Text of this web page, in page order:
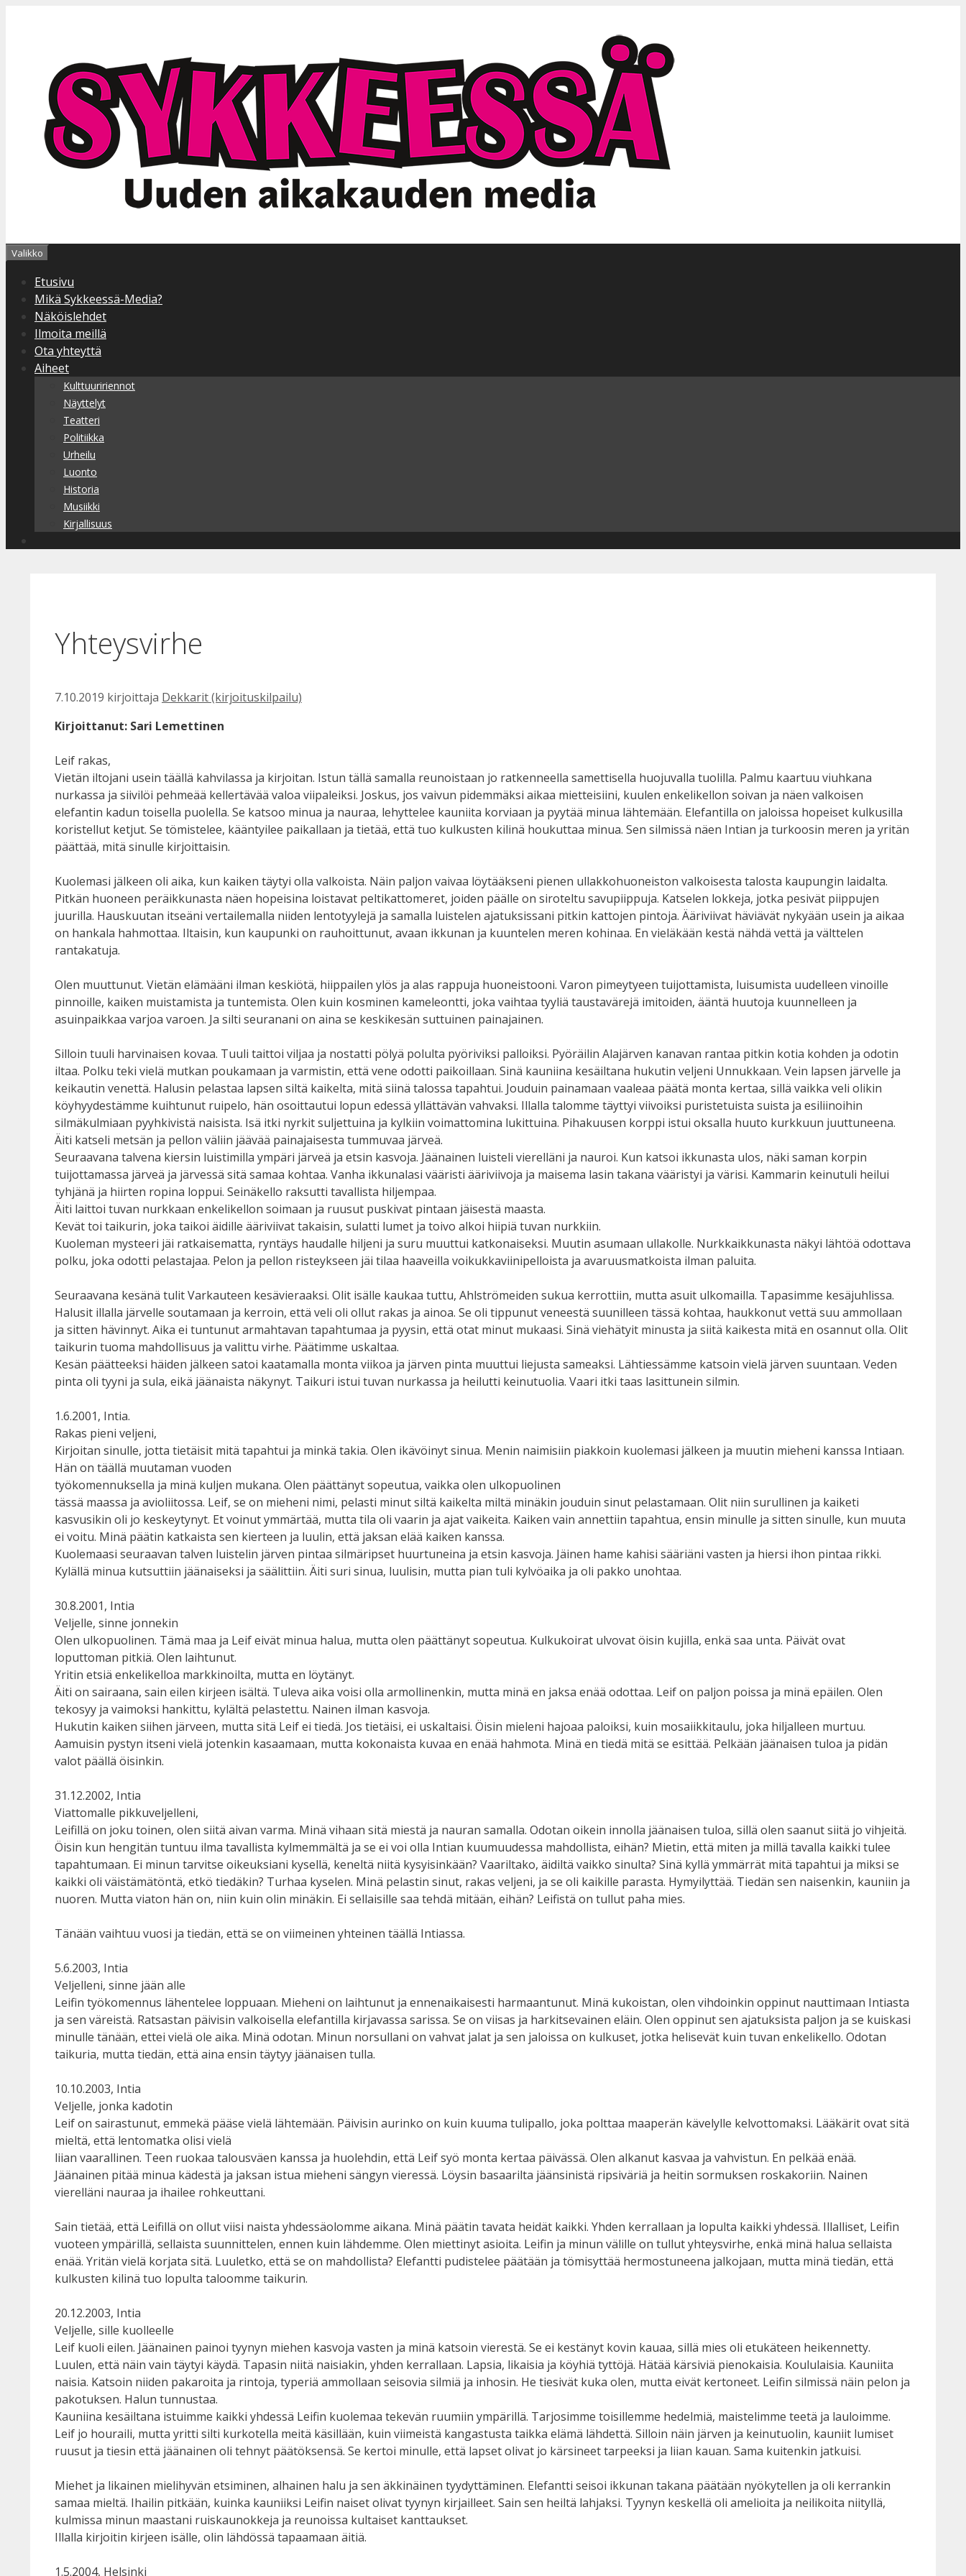
Valikko
Etusivu
Mikä Sykkeessä-Media?
Näköislehdet
Ilmoita meillä
Ota yhteyttä
Aiheet
Kulttuuririennot
Näyttelyt
Teatteri
Politiikka
Urheilu
Luonto
Historia
Musiikki
Kirjallisuus
Yhteysvirhe
7.10.2019 kirjoittaja Dekkarit (kirjoituskilpailu)
Kirjoittanut: Sari Lemettinen
Leif rakas,
Vietän iltojani usein täällä kahvilassa ja kirjoitan. Istun tällä samalla reunoistaan jo ratkenneella samettisella huojuvalla tuolilla. Palmu kaartuu viuhkana
nurkassa ja siivilöi pehmeää kellertävää valoa viipaleiksi. Joskus, jos vaivun pidemmäksi aikaa mietteisiini, kuulen enkelikellon soivan ja näen valkoisen
elefantin kadun toisella puolella. Se katsoo minua ja nauraa, lehyttelee kauniita korviaan ja pyytää minua lähtemään. Elefantilla on jaloissa hopeiset kulkusilla
koristellut ketjut. Se tömistelee, kääntyilee paikallaan ja tietää, että tuo kulkusten kilinä houkuttaa minua. Sen silmissä näen Intian ja turkoosin meren ja yritän
päättää, mitä sinulle kirjoittaisin.
Kuolemasi jälkeen oli aika, kun kaiken täytyi olla valkoista. Näin paljon vaivaa löytääkseni pienen ullakkohuoneiston valkoisesta talosta kaupungin laidalta.
Pitkän huoneen peräikkunasta näen hopeisina loistavat peltikattomeret, joiden päälle on siroteltu savupiippuja. Katselen lokkeja, jotka pesivät piippujen
juurilla. Hauskuutan itseäni vertailemalla niiden lentotyylejä ja samalla luistelen ajatuksissani pitkin kattojen pintoja. Ääriviivat häviävät nykyään usein ja aikaa
on hankala hahmottaa. Iltaisin, kun kaupunki on rauhoittunut, avaan ikkunan ja kuuntelen meren kohinaa. En vieläkään kestä nähdä vettä ja välttelen
rantakatuja.
Olen muuttunut. Vietän elämääni ilman keskiötä, hiippailen ylös ja alas rappuja huoneistooni. Varon pimeytyeen tuijottamista, luisumista uudelleen vinoille
pinnoille, kaiken muistamista ja tuntemista. Olen kuin kosminen kameleontti, joka vaihtaa tyyliä taustavärejä imitoiden, ääntä huutoja kuunnelleen ja
asuinpaikkaa varjoa varoen. Ja silti seuranani on aina se keskikesän suttuinen painajainen.
Silloin tuuli harvinaisen kovaa. Tuuli taittoi viljaa ja nostatti pölyä polulta pyöriviksi palloiksi. Pyöräilin Alajärven kanavan rantaa pitkin kotia kohden ja odotin
iltaa. Polku teki vielä mutkan poukamaan ja varmistin, että vene odotti paikoillaan. Sinä kauniina kesäiltana hukutin veljeni Unnukkaan. Vein lapsen järvelle ja
keikautin venettä. Halusin pelastaa lapsen siltä kaikelta, mitä siinä talossa tapahtui. Jouduin painamaan vaaleaa päätä monta kertaa, sillä vaikka veli olikin
köyhyydestämme kuihtunut ruipelo, hän osoittautui lopun edessä yllättävän vahvaksi. Illalla talomme täyttyi viivoiksi puristetuista suista ja esiliinoihin
silmäkulmiaan pyyhkivistä naisista. Isä itki nyrkit suljettuina ja kylkiin voimattomina lukittuina. Pihakuusen korppi istui oksalla huuto kurkkuun juuttuneena.
Äiti katseli metsän ja pellon väliin jäävää painajaisesta tummuvaa järveä.
Seuraavana talvena kiersin luistimilla ympäri järveä ja etsin kasvoja. Jäänainen luisteli vierelläni ja nauroi. Kun katsoi ikkunasta ulos, näki saman korpin
tuijottamassa järveä ja järvessä sitä samaa kohtaa. Vanha ikkunalasi vääristi ääriviivoja ja maisema lasin takana vääristyi ja värisi. Kammarin keinutuli heilui
tyhjänä ja hiirten ropina loppui. Seinäkello raksutti tavallista hiljempaa.
Äiti laittoi tuvan nurkkaan enkelikellon soimaan ja ruusut puskivat pintaan jäisestä maasta.
Kevät toi taikurin, joka taikoi äidille ääriviivat takaisin, sulatti lumet ja toivo alkoi hiipiä tuvan nurkkiin.
Kuoleman mysteeri jäi ratkaisematta, ryntäys haudalle hiljeni ja suru muuttui katkonaiseksi. Muutin asumaan ullakolle. Nurkkaikkunasta näkyi lähtöä odottava
polku, joka odotti pelastajaa. Pelon ja pellon risteykseen jäi tilaa haaveilla voikukkaviinipelloista ja avaruusmatkoista ilman paluita.
Seuraavana kesänä tulit Varkauteen kesävieraaksi. Olit isälle kaukaa tuttu, Ahlströmeiden sukua kerrottiin, mutta asuit ulkomailla. Tapasimme kesäjuhlissa.
Halusit illalla järvelle soutamaan ja kerroin, että veli oli ollut rakas ja ainoa. Se oli tippunut veneestä suunilleen tässä kohtaa, haukkonut vettä suu ammollaan
ja sitten hävinnyt. Aika ei tuntunut armahtavan tapahtumaa ja pyysin, että otat minut mukaasi. Sinä viehätyit minusta ja siitä kaikesta mitä en osannut olla. Olit
taikurin tuoma mahdollisuus ja valittu virhe. Päätimme uskaltaa.
Kesän päätteeksi häiden jälkeen satoi kaatamalla monta viikoa ja järven pinta muuttui liejusta sameaksi. Lähtiessämme katsoin vielä järven suuntaan. Veden
pinta oli tyyni ja sula, eikä jäänaista näkynyt. Taikuri istui tuvan nurkassa ja heilutti keinutuolia. Vaari itki taas lasittunein silmin.
1.6.2001, Intia.
Rakas pieni veljeni,
Kirjoitan sinulle, jotta tietäisit mitä tapahtui ja minkä takia. Olen ikävöinyt sinua. Menin naimisiin piakkoin kuolemasi jälkeen ja muutin mieheni kanssa Intiaan.
Hän on täällä muutaman vuoden
työkomennuksella ja minä kuljen mukana. Olen päättänyt sopeutua, vaikka olen ulkopuolinen
tässä maassa ja avioliitossa. Leif, se on mieheni nimi, pelasti minut siltä kaikelta miltä minäkin jouduin sinut pelastamaan. Olit niin surullinen ja kaiketi
kasvusikin oli jo keskeytynyt. Et voinut ymmärtää, mutta tila oli vaarin ja ajat vaikeita. Kaiken vain annettiin tapahtua, ensin minulle ja sitten sinulle, kun muuta
ei voitu. Minä päätin katkaista sen kierteen ja luulin, että jaksan elää kaiken kanssa.
Kuolemaasi seuraavan talven luistelin järven pintaa silmäripset huurtuneina ja etsin kasvoja. Jäinen hame kahisi sääriäni vasten ja hiersi ihon pintaa rikki.
Kylällä minua kutsuttiin jäänaiseksi ja säälittiin. Äiti suri sinua, luulisin, mutta pian tuli kylvöaika ja oli pakko unohtaa.
30.8.2001, Intia
Veljelle, sinne jonnekin
Olen ulkopuolinen. Tämä maa ja Leif eivät minua halua, mutta olen päättänyt sopeutua. Kulkukoirat ulvovat öisin kujilla, enkä saa unta. Päivät ovat
loputtoman pitkiä. Olen laihtunut.
Yritin etsiä enkelikelloa markkinoilta, mutta en löytänyt.
Äiti on sairaana, sain eilen kirjeen isältä. Tuleva aika voisi olla armollinenkin, mutta minä en jaksa enää odottaa. Leif on paljon poissa ja minä epäilen. Olen
tekosyy ja vaimoksi hankittu, kylältä pelastettu. Nainen ilman kasvoja.
Hukutin kaiken siihen järveen, mutta sitä Leif ei tiedä. Jos tietäisi, ei uskaltaisi. Öisin mieleni hajoaa paloiksi, kuin mosaiikkitaulu, joka hiljalleen murtuu.
Aamuisin pystyn itseni vielä jotenkin kasaamaan, mutta kokonaista kuvaa en enää hahmota. Minä en tiedä mitä se esittää. Pelkään jäänaisen tuloa ja pidän
valot päällä öisinkin.
31.12.2002, Intia
Viattomalle pikkuveljelleni,
Leifillä on joku toinen, olen siitä aivan varma. Minä vihaan sitä miestä ja nauran samalla. Odotan oikein innolla jäänaisen tuloa, sillä olen saanut siitä jo vihjeitä.
Öisin kun hengitän tuntuu ilma tavallista kylmemmältä ja se ei voi olla Intian kuumuudessa mahdollista, eihän? Mietin, että miten ja millä tavalla kaikki tulee
tapahtumaan. Ei minun tarvitse oikeuksiani kysellä, keneltä niitä kysyisinkään? Vaariltako, äidiltä vaikko sinulta? Sinä kyllä ymmärrät mitä tapahtui ja miksi se
kaikki oli väistämätöntä, etkö tiedäkin? Turhaa kyselen. Minä pelastin sinut, rakas veljeni, ja se oli kaikille parasta. Hymyilyttää. Tiedän sen naisenkin, kauniin ja
nuoren. Mutta viaton hän on, niin kuin olin minäkin. Ei sellaisille saa tehdä mitään, eihän? Leifistä on tullut paha mies.
Tänään vaihtuu vuosi ja tiedän, että se on viimeinen yhteinen täällä Intiassa.
5.6.2003, Intia
Veljelleni, sinne jään alle
Leifin työkomennus lähentelee loppuaan. Mieheni on laihtunut ja ennenaikaisesti harmaantunut. Minä kukoistan, olen vihdoinkin oppinut nauttimaan Intiasta
ja sen väreistä. Ratsastan päivisin valkoisella elefantilla kirjavassa sarissa. Se on viisas ja harkitsevainen eläin. Olen oppinut sen ajatuksista paljon ja se kuiskasi
minulle tänään, ettei vielä ole aika. Minä odotan. Minun norsullani on vahvat jalat ja sen jaloissa on kulkuset, jotka helisevät kuin tuvan enkelikello. Odotan
taikuria, mutta tiedän, että aina ensin täytyy jäänaisen tulla.
10.10.2003, Intia
Veljelle, jonka kadotin
Leif on sairastunut, emmekä pääse vielä lähtemään. Päivisin aurinko on kuin kuuma tulipallo, joka polttaa maaperän kävelylle kelvottomaksi. Lääkärit ovat sitä
mieltä, että lentomatka olisi vielä
liian vaarallinen. Teen ruokaa talousväen kanssa ja huolehdin, että Leif syö monta kertaa päivässä. Olen alkanut kasvaa ja vahvistun. En pelkää enää.
Jäänainen pitää minua kädestä ja jaksan istua mieheni sängyn vieressä. Löysin basaarilta jäänsinistä ripsiväriä ja heitin sormuksen roskakoriin. Nainen
vierelläni nauraa ja ihailee rohkeuttani.
Sain tietää, että Leifillä on ollut viisi naista yhdessäolomme aikana. Minä päätin tavata heidät kaikki. Yhden kerrallaan ja lopulta kaikki yhdessä. Illalliset, Leifin
vuoteen ympärillä, sellaista suunnittelen, ennen kuin lähdemme. Olen miettinyt asioita. Leifin ja minun välille on tullut yhteysvirhe, enkä minä halua sellaista
enää. Yritän vielä korjata sitä. Luuletko, että se on mahdollista? Elefantti pudistelee päätään ja tömisyttää hermostuneena jalkojaan, mutta minä tiedän, että
kulkusten kilinä tuo lopulta taloomme taikurin.
20.12.2003, Intia
Veljelle, sille kuolleelle
Leif kuoli eilen. Jäänainen painoi tyynyn miehen kasvoja vasten ja minä katsoin vierestä. Se ei kestänyt kovin kauaa, sillä mies oli etukäteen heikennetty.
Luulen, että näin vain täytyi käydä. Tapasin niitä naisiakin, yhden kerrallaan. Lapsia, likaisia ja köyhiä tyttöjä. Hätää kärsiviä pienokaisia. Koululaisia. Kauniita
naisia. Katsoin niiden pakaroita ja rintoja, typeriä ammollaan seisovia silmiä ja inhosin. He tiesivät kuka olen, mutta eivät kertoneet. Leifin silmissä näin pelon ja
pakotuksen. Halun tunnustaa.
Kauniina kesäiltana istuimme kaikki yhdessä Leifin kuolemaa tekevän ruumiin ympärillä. Tarjosimme toisillemme hedelmiä, maistelimme teetä ja lauloimme.
Leif jo houraili, mutta yritti silti kurkotella meitä käsillään, kuin viimeistä kangastusta taikka elämä lähdettä. Silloin näin järven ja keinutuolin, kauniit lumiset
ruusut ja tiesin että jäänainen oli tehnyt päätöksensä. Se kertoi minulle, että lapset olivat jo kärsineet tarpeeksi ja liian kauan. Sama kuitenkin jatkuisi.
Miehet ja likainen mielihyvän etsiminen, alhainen halu ja sen äkkinäinen tyydyttäminen. Elefantti seisoi ikkunan takana päätään nyökytellen ja oli kerrankin
samaa mieltä. Ihailin pitkään, kuinka kauniiksi Leifin naiset olivat tyynyn kirjailleet. Sain sen heiltä lahjaksi. Tyynyn keskellä oli amelioita ja neilikoita niityllä,
kulmissa minun maastani ruiskaunokkeja ja reunoissa kultaiset kanttaukset.
Illalla kirjoitin kirjeen isälle, olin lähdössä tapaamaan äitiä.
1.5.2004, Helsinki